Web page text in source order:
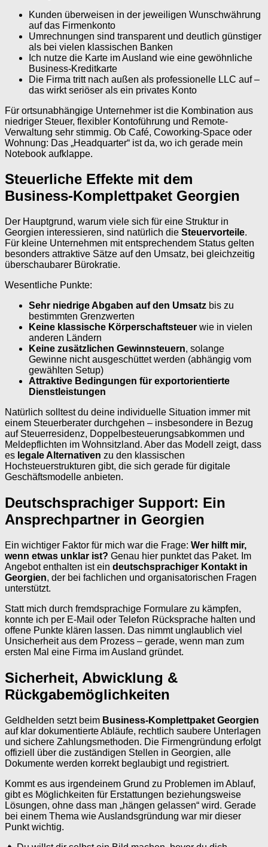
Kunden überweisen in der jeweiligen Wunschwährung
auf das Firmenkonto
Umrechnungen sind transparent und deutlich günstiger
als bei vielen klassischen Banken
Ich nutze die Karte im Ausland wie eine gewöhnliche
Business-Kreditkarte
Die Firma tritt nach außen als professionelle LLC auf –
das wirkt seriöser als ein privates Konto
Für ortsunabhängige Unternehmer ist die Kombination aus
niedriger Steuer, flexibler Kontoführung und Remote-
Verwaltung sehr stimmig. Ob Café, Coworking-Space oder
Wohnung: Das „Headquarter“ ist da, wo ich gerade mein
Notebook aufklappe.
Steuerliche Effekte mit dem
Business-Komplettpaket Georgien
Der Hauptgrund, warum viele sich für eine Struktur in
Georgien interessieren, sind natürlich die Steuervorteile.
Für kleine Unternehmen mit entsprechendem Status gelten
besonders attraktive Sätze auf den Umsatz, bei gleichzeitig
überschaubarer Bürokratie.
Wesentliche Punkte:
Sehr niedrige Abgaben auf den Umsatz bis zu
bestimmten Grenzwerten
Keine klassische Körperschaftsteuer wie in vielen
anderen Ländern
Keine zusätzlichen Gewinnsteuern, solange
Gewinne nicht ausgeschüttet werden (abhängig vom
gewählten Setup)
Attraktive Bedingungen für exportorientierte
Dienstleistungen
Natürlich solltest du deine individuelle Situation immer mit
einem Steuerberater durchgehen – insbesondere in Bezug
auf Steuerresidenz, Doppelbesteuerungsabkommen und
Meldepflichten im Wohnsitzland. Aber das Modell zeigt, dass
es legale Alternativen zu den klassischen
Hochsteuerstrukturen gibt, die sich gerade für digitale
Geschäftsmodelle anbieten.
Deutschsprachiger Support: Ein
Ansprechpartner in Georgien
Ein wichtiger Faktor für mich war die Frage: Wer hilft mir,
wenn etwas unklar ist? Genau hier punktet das Paket. Im
Angebot enthalten ist ein deutschsprachiger Kontakt in
Georgien, der bei fachlichen und organisatorischen Fragen
unterstützt.
Statt mich durch fremdsprachige Formulare zu kämpfen,
konnte ich per E-Mail oder Telefon Rücksprache halten und
offene Punkte klären lassen. Das nimmt unglaublich viel
Unsicherheit aus dem Prozess – gerade, wenn man zum
ersten Mal eine Firma im Ausland gründet.
Sicherheit, Abwicklung &
Rückgabemöglichkeiten
Geldhelden setzt beim Business-Komplettpaket Georgien
auf klar dokumentierte Abläufe, rechtlich saubere Unterlagen
und sichere Zahlungsmethoden. Die Firmengründung erfolgt
offiziell über die zuständigen Stellen in Georgien, alle
Dokumente werden korrekt beglaubigt und registriert.
Kommt es aus irgendeinem Grund zu Problemen im Ablauf,
gibt es Möglichkeiten für Erstattungen beziehungsweise
Lösungen, ohne dass man „hängen gelassen“ wird. Gerade
bei einem Thema wie Auslandsgründung war mir dieser
Punkt wichtig.